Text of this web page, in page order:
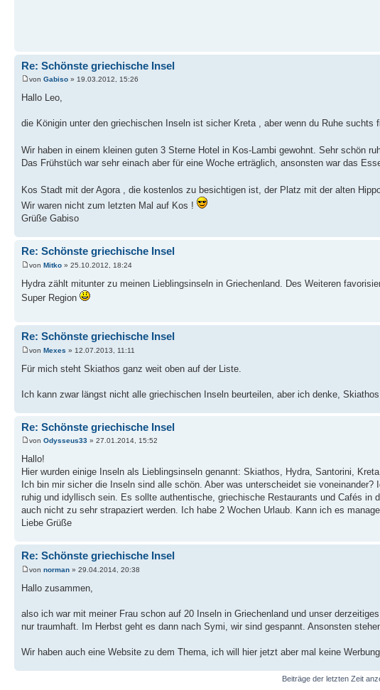
Re: Schönste griechische Insel
von Gabiso » 19.03.2012, 15:26
Hallo Leo,
die Königin unter den griechischen Inseln ist sicher Kreta , aber wenn du Ruhe
Wir haben in einem kleinen guten 3 Sterne Hotel in Kos-Lambi gewohnt. Sehr schön
Das Frühstüch war sehr einach aber für eine Woche erträglich, ansonsten war das
Kos Stadt mit der Agora , die kostenlos zu besichtigen ist, der Platz mit der alten
Wir waren nicht zum letzten Mal auf Kos !
Grüße Gabiso
Re: Schönste griechische Insel
von Mitko » 25.10.2012, 18:24
Hydra zählt mitunter zu meinen Lieblingsinseln in Griechenland. Des Weiteren
Super Region
Re: Schönste griechische Insel
von Mexes » 12.07.2013, 11:11
Für mich steht Skiathos ganz weit oben auf der Liste.
Ich kann zwar längst nicht alle griechischen Inseln beurteilen, aber ich denke,
Re: Schönste griechische Insel
von Odysseus33 » 27.01.2014, 15:52
Hallo!
Hier wurden einige Inseln als Lieblingsinseln genannt: Skiathos, Hydra, Santorini,
Ich bin mir sicher die Inseln sind alle schön. Aber was unterscheidet sie
ruhig und idyllisch sein. Es sollte authentische, griechische Restaurants und Cafés
auch nicht zu sehr strapaziert werden. Ich habe 2 Wochen Urlaub. Kann ich es
Liebe Grüße
Re: Schönste griechische Insel
von norman » 29.04.2014, 20:38
Hallo zusammen,
also ich war mit meiner Frau schon auf 20 Inseln in Griechenland und unser
nur traumhaft. Im Herbst geht es dann nach Symi, wir sind gespannt. Ansonsten
Wir haben auch eine Website zu dem Thema, ich will hier jetzt aber mal keine
Beiträge der letzten Zeit